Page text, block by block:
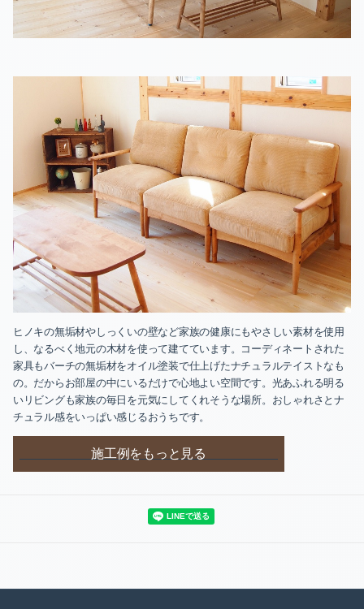
ヒノキの無垢材やしっくいの壁など家族の健康にもやさしい素材を使用
し、なるべく地元の木材を使って建てています。コーディネートされた
家具もバーチの無垢材をオイル塗装で仕上げたナチュラルテイストなも
の。だからお部屋の中にいるだけで心地よい空間です。光あふれる明る
いリビングも家族の毎日を元気にしてくれそうな場所。おしゃれさとナ
チュラル感をいっぱい感じるおうちです。
施工例をもっと見る